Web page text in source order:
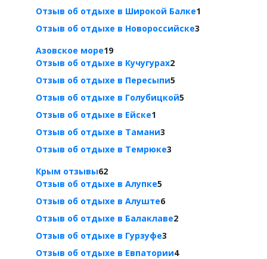
Отзыв об отдыхе в Широкой Балке1
Отзыв об отдыхе в Новороссийске3
Азовское море19
Отзыв об отдыхе в Кучугурах2
Отзыв об отдыхе в Пересыпи5
Отзыв об отдыхе в Голубицкой5
Отзыв об отдыхе в Ейске1
Отзыв об отдыхе в Тамани3
Отзыв об отдыхе в Темрюке3
Крым отзывы62
Отзыв об отдыхе в Алупке5
Отзыв об отдыхе в Алуште6
Отзыв об отдыхе в Балаклаве2
Отзыв об отдыхе в Гурзуфе3
Отзыв об отдыхе в Евпатории4